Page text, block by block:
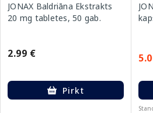
JONAX Baldriāna Ekstrakts
20 mg tabletes, 50 gab.
2.99 €
Pirkt